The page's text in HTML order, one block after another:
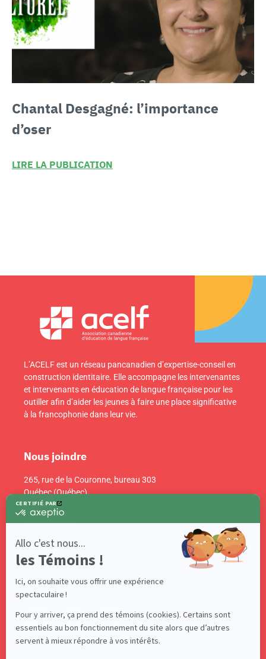
Chantal Desgagné: l’importance
d’oser
LIRE LA PUBLICATION
L’ACELF est un réseau pancanadien d’expertise-conseil en
construction identitaire. Elle accompagne les intervenantes
et intervenants en éducation de langue française pour les
outiller afin d’aider les jeunes à faire une place significative
à la francophonie dans leur vie.
Suivez-nous sur nos réseaux sociaux!
Nous joindre
265, rue de la Couronne, bureau 303
Québec (Québec)
Canada G1K 6E1
info@acelf.ca
Téléphone : 418 681-4661